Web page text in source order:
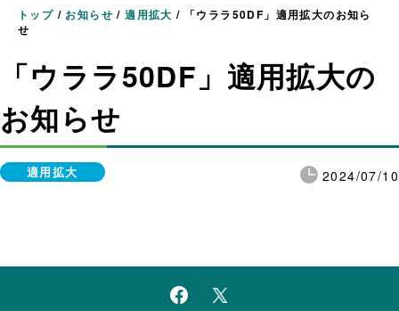
トップ / お知らせ /適用拡大 /
「ウララ50DF」適用拡大のお知ら
せ
「ウララ50DF」適用拡大の
お知らせ
2024/07/10
適用拡大